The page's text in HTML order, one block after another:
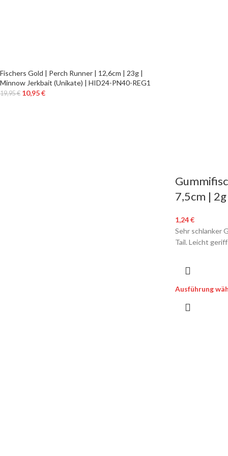
Fischers Gold | Perch Runner | 12,6cm | 23g |
Minnow Jerkbait (Unikate) | HID24-PN40-REG1
19,95€ 10,95€
7,5cm |
1,24€
Sehr schlanker
Tail. Leicht
Ausführung